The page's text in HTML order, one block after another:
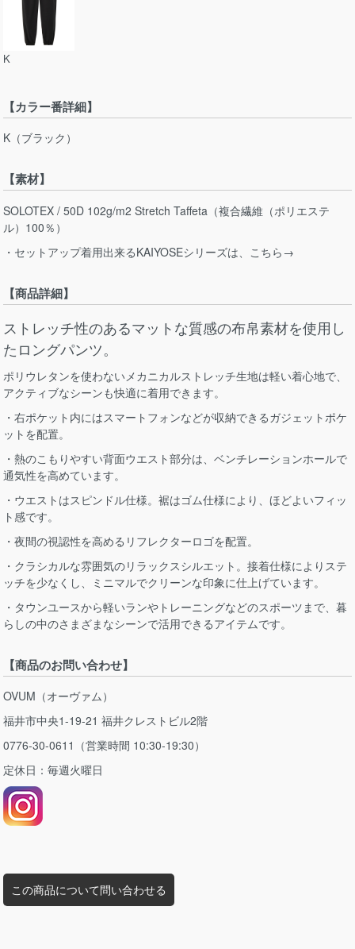
K
【カラー番詳細】
K（ブラック）
【素材】
SOLOTEX / 50D 102g/m2 Stretch Taffeta（複合繊維（ポリエステ
ル）100％）
・セットアップ着用出来るKAIYOSEシリーズは、こちら→
【商品詳細】
ストレッチ性のあるマットな質感の布帛素材を使用し
たロングパンツ。
ポリウレタンを使わないメカニカルストレッチ生地は軽い着心地で、
アクティブなシーンも快適に着用できます。
・右ポケット内にはスマートフォンなどが収納できるガジェットポケ
ットを配置。
・熱のこもりやすい背面ウエスト部分は、ベンチレーションホールで
通気性を高めています。
・ウエストはスピンドル仕様。裾はゴム仕様により、ほどよいフィッ
ト感です。
・夜間の視認性を高めるリフレクターロゴを配置。
・クラシカルな雰囲気のリラックスシルエット。接着仕様によりステ
ッチを少なくし、ミニマルでクリーンな印象に仕上げています。
・タウンユースから軽いランやトレーニングなどのスポーツまで、暮
らしの中のさまざまなシーンで活用できるアイテムです。
【商品のお問い合わせ】
OVUM（オーヴァム）
福井市中央1-19-21 福井クレストビル2階
0776-30-0611（営業時間 10:30-19:30）
定休日：毎週火曜日
この商品について問い合わせる